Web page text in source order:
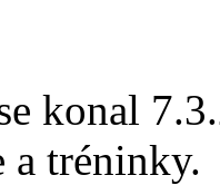
konal
a tréninky.